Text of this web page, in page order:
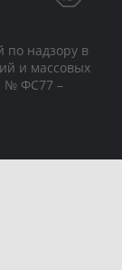
по надзору в
и массовых
№ ФС77 –